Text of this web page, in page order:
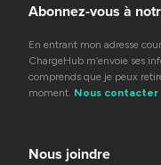
Abonnez-vous à
En entrant mon adresse
ChargeHub m’envoie ses
comprends que je peux
moment. Nous contacter
Nous joindre